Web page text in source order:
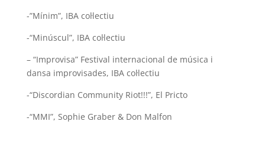
-”Mínim”, IBA col·lectiu
-“Minúscul”, IBA col·lectiu
– “Improvisa” Festival internacional de música i
dansa improvisades, IBA col·lectiu
-“Discordian Community Riot!!!”, El Pricto
-“MMI”, Sophie Graber & Don Malfon